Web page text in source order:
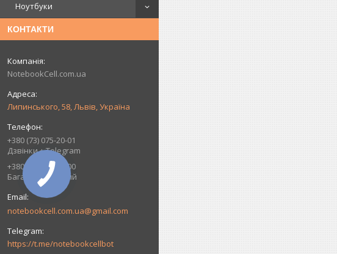
Ноутбуки
КОНТАКТИ
NotebookCell.com.ua
Липинського, 58, Львів, Україна
+380 (73) 075-20-01
Дзвінки + Telegram
+380 (93) 075-20-00
Багатоканальний
notebookcell.com.ua@gmail.com
https://t.me/notebookcellbot